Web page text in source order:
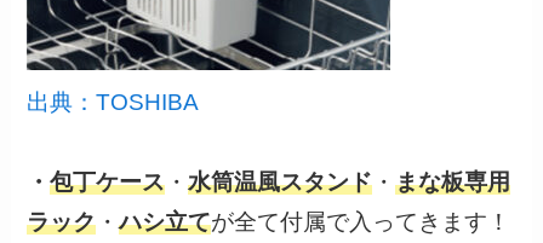
出典：TOSHIBA
・包丁ケース ・水筒温風スタンド ・まな板専用
ラック ・ハシ立てが全て付属で入ってきます！